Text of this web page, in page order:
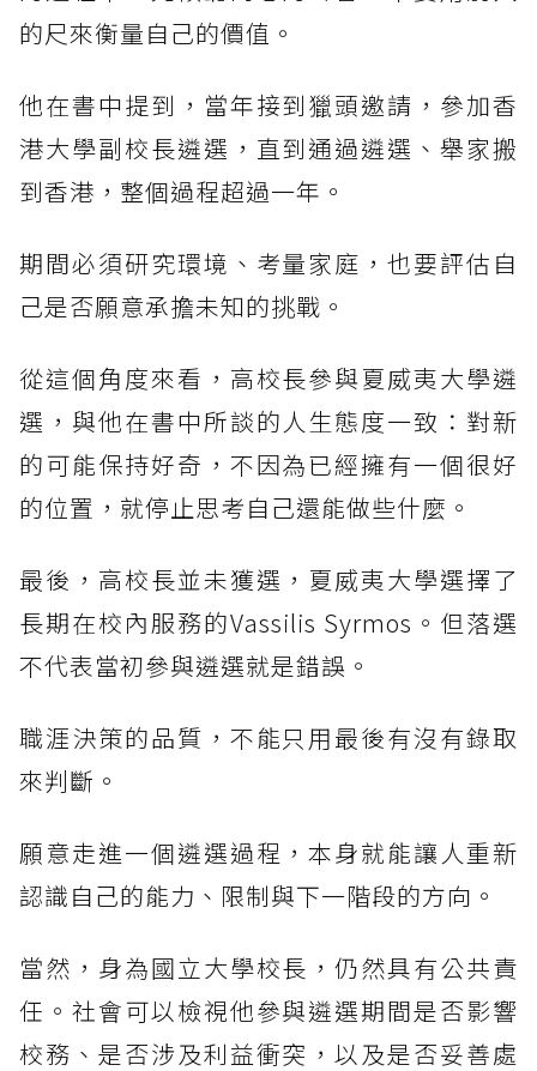
的尺來衡量自己的價值。
他在書中提到，當年接到獵頭邀請，參加香
港大學副校長遴選，直到通過遴選、舉家搬
到香港，整個過程超過一年。
期間必須研究環境、考量家庭，也要評估自
己是否願意承擔未知的挑戰。
從這個角度來看，高校長參與夏威夷大學遴
選，與他在書中所談的人生態度一致：對新
的可能保持好奇，不因為已經擁有一個很好
的位置，就停止思考自己還能做些什麼。
最後，高校長並未獲選，夏威夷大學選擇了
長期在校內服務的Vassilis Syrmos。但落選
不代表當初參與遴選就是錯誤。
職涯決策的品質，不能只用最後有沒有錄取
來判斷。
願意走進一個遴選過程，本身就能讓人重新
認識自己的能力、限制與下一階段的方向。
當然，身為國立大學校長，仍然具有公共責
任。社會可以檢視他參與遴選期間是否影響
校務、是否涉及利益衝突，以及是否妥善處